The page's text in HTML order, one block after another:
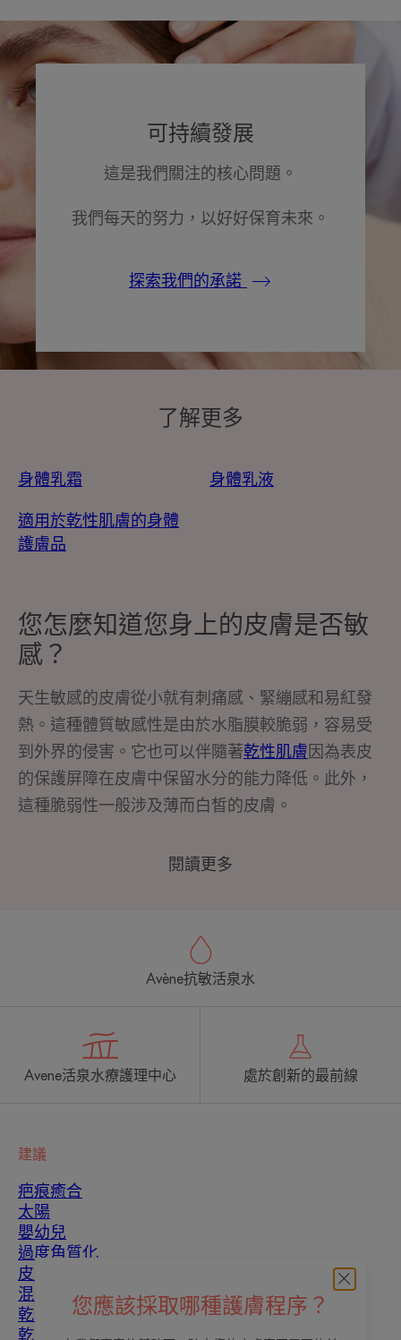
可持續發展
這是我們關注的核心問題。
我們每天的努力，以好好保育未來。
探索我們的承諾
了解更多
身體乳霜 身體乳液
適用於乾性肌膚的身體
護膚品
您怎麼知道您身上的皮膚是否敏
感？
天生敏感的皮膚從小就有刺痛感、緊繃感和易紅發
熱。這種體質敏感性是由於水脂膜較脆弱 ，容易受
到外界的侵害 。它也可以伴隨著乾性肌膚 因為表皮
的保護屏障在皮膚中保留水分的能力降低。此外，
這種脆弱性一般涉及薄而白皙的皮膚。
閱讀更多
您應該採取哪種護膚程序？
Avène抗敏活泉水
Avene活泉水療護理中心 處於創新的最前線
建議
疤痕癒合
太陽
嬰幼兒
過度角質化
皮膚瑕疵
混合性皮膚
乾性皮膚
乾燥和脫水